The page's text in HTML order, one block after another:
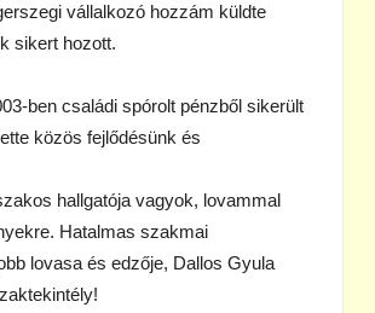
vállalkozó hozzám küldte
sikert hozott.
ben családi spórolt pénzből sikerült
közös fejlődésünk és
hallgatója vagyok, lovammal
Hatalmas szakmai
lovasa és edzője, Dallos Gyula